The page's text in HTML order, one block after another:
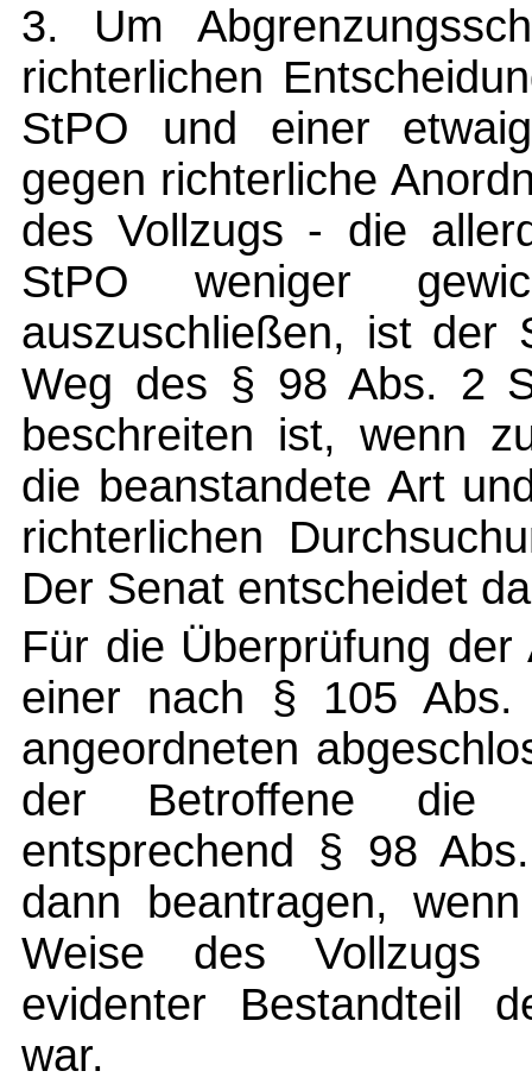
3. Um
richterlichen
StPO und einer
gegen richterliche
des Vollzugs - die
StPO weniger
auszuschließen, ist der
Weg des § 98 Abs. 2
beschreiten ist, wenn
die beanstandete Art
richterlichen
Der Senat entscheidet
Für die Überprüfung
einer nach § 105
angeordneten
der Betroffene die
entsprechend § 98
dann beantragen,
Weise des Vollzugs
evidenter Bestandteil
war.